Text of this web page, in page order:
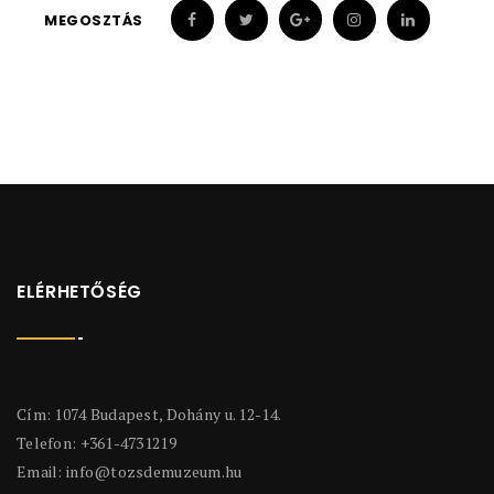
MEGOSZTÁS
ELÉRHETŐSÉG
Cím: 1074 Budapest, Dohány u. 12-14.
Telefon: +361-4731219
Email: info@tozsdemuzeum.hu